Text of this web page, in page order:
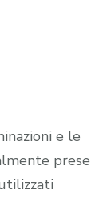
e le